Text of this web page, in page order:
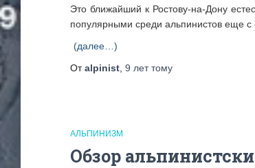
Это ближайший к Ростову-на-Дону
популярными среди альпинистов еще с
(далее…)
Отalpinist 9 леттому
АЛЬПИНИЗМ
Обзор